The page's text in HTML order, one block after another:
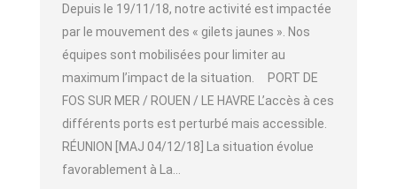
Depuis le 19/11/18, notre activité est impactée
par le mouvement des « gilets jaunes ». Nos
équipes sont mobilisées pour limiter au
maximum l’impact de la situation. PORT DE
FOS SUR MER / ROUEN / LE HAVRE L’accès à ces
différents ports est perturbé mais accessible.
RÉUNION [MAJ 04/12/18] La situation évolue
favorablement à La…